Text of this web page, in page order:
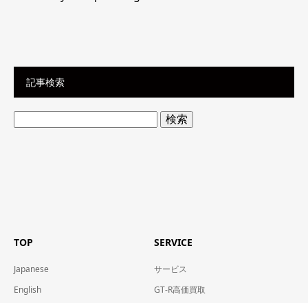
記事検索
検
索:
TOP
Japanese
English
SERVICE
サービス
GT-R高価買取